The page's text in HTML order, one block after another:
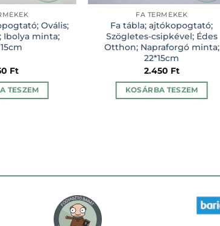
Ovális;
Ibolya minta;
Ft
TESZEM
FA TERMÉKEK
Fa tábla; ajtókopogtató;
Szögletes-csipkével; Édes
Otthon; Napraforgó minta;
22*15cm
2.450 Ft
KOSÁRBA TESZEM